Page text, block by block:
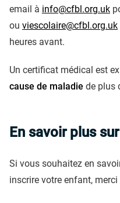
email à info@cfbl.org.uk
ou viescolaire@cfbl.org.uk
heures avant.
Un certificat médical est
cause de maladie de plus
En savoir plus
Si vous souhaitez en
inscrire votre enfant, merci